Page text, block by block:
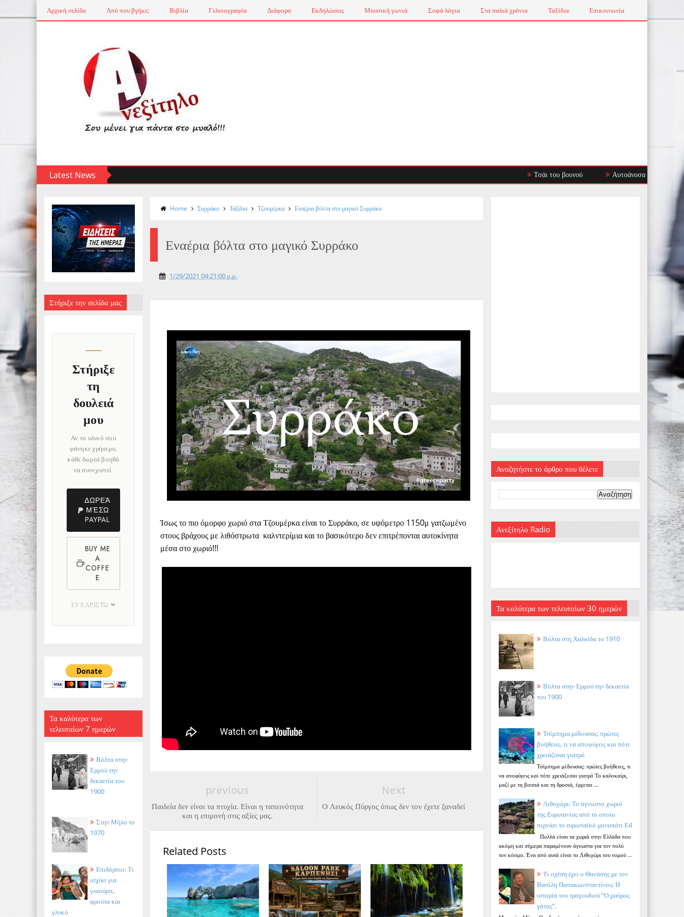
Αρχική σελίδα Από που βγήκε; Βιβλία Γελοιογραφία Διάφορα Εκδηλώσεις Μουσική γωνιά Σοφά λόγια Στα παλιά χρόνια Ταξίδια Επικοινωνία
Latest News Τσάι του βουνού Αυτοάνοσα Νοσήματα: Όταν το
Στήριξε την σελίδα μας
Στήριξε
τη
δουλειά
μου
Αν το υλικό σου
φάνηκε χρήσιμο,
κάθε δωρεά βοηθά
να συνεχιστεί.
ΔΩΡΕΆ
ΜΈΣΩ
PAYPAL
BUY ME
A
COFFE
E
ΕΥΧΑΡΙΣΤΏ ❤
Τα καλύτερα των
τελευταίων 7 ημερών
Βόλτα στην
Ερμού την
δεκαετία του
1900
Στην Μήλο το
1970
Επιδόρπιο: Τι
ισχύει για
γιαούρτι,
φρούτα και
γλυκό
Home Συρράκο Ταξίδια Τζουμέρκα Εναέρια βόλτα στο μαγικό Συρράκο
Εναέρια βόλτα στο μαγικό Συρράκο
1/29/2021 04:21:00 μ.μ.
Ίσως το πιο όμορφο χωριό στα Τζουμέρκα είναι το Συρράκο, σε υψόμετρο 1150μ γατζωμένο
στους βράχους με λιθόστρωτα καλντερίμια και το βασικότερο δεν επιτρέπονται αυτοκίνητα
μέσα στο χωριό!!!
Next
Ο Λευκός Πύργος όπως δεν τον έχετε ξαναδεί
previous
Παιδεία δεν είναι τα πτυχία. Είναι η ταπεινότητα
και η επιμονή στις αξίες μας.
Related Posts
Αναζητήστε το άρθρο που θέλετε
Ανεξίτηλο Radio
Τα καλύτερα των τελευταίων 30 ημερών
Βόλτα στη Χαλκίδα το 1910
Βόλτα στην Ερμού την δεκαετία
του 1900
Τσίμπημα μέδουσας: πρώτες
βοήθειες, τι να αποφύγεις και πότε
χρειάζεσαι γιατρό
Τσίμπημα μέδουσας: πρώτες βοήθειες, τι
να αποφύγεις και πότε χρειάζεσαι γιατρό Το καλοκαίρι,
μαζί με τη βουτιά και τη δροσιά, έρχεται ...
Λιθοχώρι: Το άγνωστο χωριό
της Ευρυτανίας από το οποίο
περνάει το ευρωπαϊκό μονοπάτι Ε4
Πολλά είναι τα χωριά στην Ελλάδα που
ακόμη και σήμερα παραμένουν άγνωστα για τον πολύ
τον κόσμο. Ένα από αυτά είναι το Λιθοχώρι του νομού ...
Τι σχέση έχει ο Θανάσης με τον
Βασίλη Παπακωνσταντίνου; Η
ιστορία του τραγουδιού “Ο μαύρος
γάτος”.